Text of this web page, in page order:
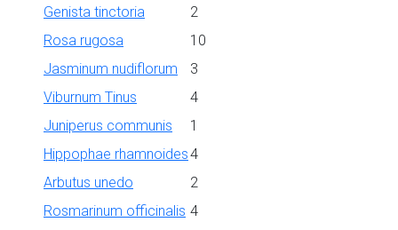
Genista tinctoria
2
Rosa rugosa
10
Jasminum nudiflorum
3
Viburnum Tinus
4
Juniperus communis
1
Hippophae rhamnoides4
Arbutus unedo
2
Rosmarinum officinalis 4